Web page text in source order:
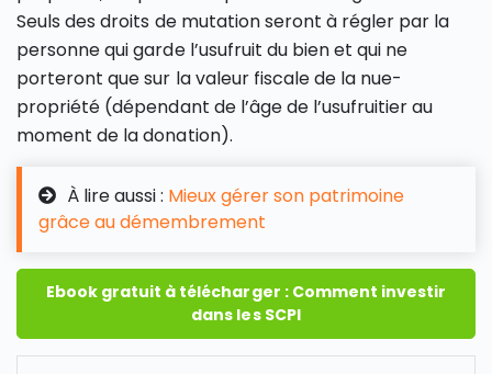
Seuls des droits de mutation seront à régler par la
personne qui garde l’usufruit du bien et qui ne
porteront que sur la valeur fiscale de la nue-
propriété (dépendant de l’âge de l’usufruitier au
moment de la donation).
À lire aussi : Mieux gérer son patrimoine
grâce au démembrement
Ebook gratuit à télécharger : Comment investir
dans les SCPI